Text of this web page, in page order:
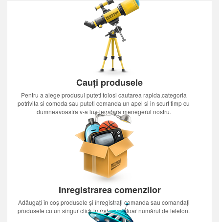
Cauți produsele
Pentru a alege produsul puteti folosi cautarea rapida,categoria
potrivita si comoda sau puteti comanda un apel si in scurt timp cu
dumneavoastra v-a lua legatura menegerul nostru.
Inregistrarea comenzilor
Adăugați în coș produsele și înregistrați comanda sau comandați
produsele cu un singur click introducînd doar numărul de telefon.